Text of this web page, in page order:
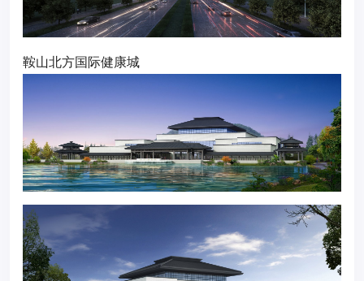
鞍山北方国际健康城